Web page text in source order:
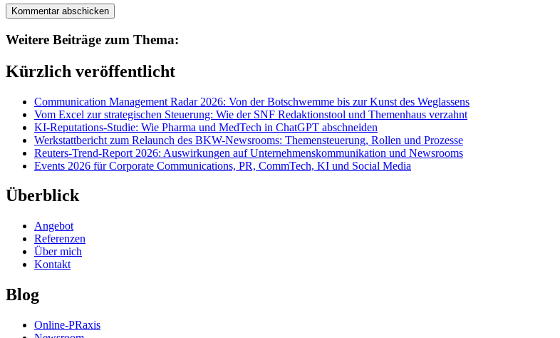
Weitere Beiträge zum Thema:
Kürzlich veröffentlicht
Communication Management Radar 2026: Von der Botschwemme bis zur Kunst des Weglassens
Vom Excel zur strategischen Steuerung: Wie der SNF Redaktionstool und Themenhaus verzahnt
KI-Reputations-Studie: Wie Pharma und MedTech in ChatGPT abschneiden
Werkstattbericht zum Relaunch des BKW-Newsrooms: Themensteuerung, Rollen und Prozesse
Reuters-Trend-Report 2026: Auswirkungen auf Unternehmenskommunikation und Newsrooms
Events 2026 für Corporate Communications, PR, CommTech, KI und Social Media
Überblick
Angebot
Referenzen
Über mich
Kontakt
Blog
Online-PRaxis